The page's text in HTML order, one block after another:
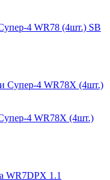
4 WR78 (4шт.) SB
4 WR78Х (4шт.)